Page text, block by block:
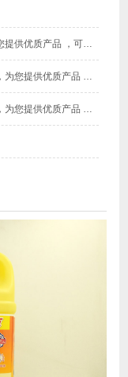
沈阳博朗商贸有限公司作为黑人分销商，为您提供优质产品 ，可为您开增值税专用发票
沈阳博朗商贸有限公司作为宝洁深度分销商，为您提供优质产品 ，可为您开增值税专用发票
沈阳博朗商贸有限公司作为金号毛巾分销商，为您提供优质产品 ，可为您开增值税专用发票。